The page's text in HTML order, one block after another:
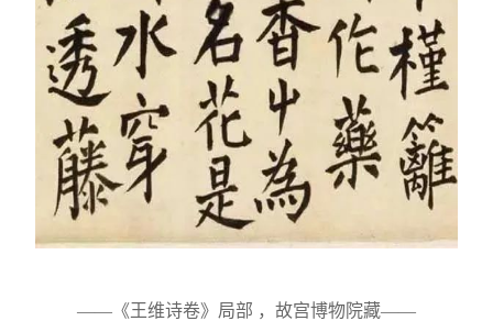
——《王维诗卷》局部 ，故宫博物院藏——